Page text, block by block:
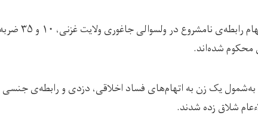
سه‌شنبه (۲۳ جدی)
شده‌اند.
هشت تن به‌شمول یک زن به اتهام‌های فساد اخلاقی، دزدی و رابطه‌ی
شلاق زده شدند.